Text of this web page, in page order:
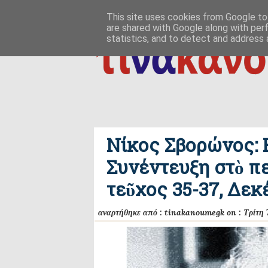
ΑΡΧΙΚΗ ΠΟΙΟΣ ΤΙ ΠΟΥ ΠΡΟΣ ΤΟ
ΕΠΙΚΟΙΝΩΝΙΑ
δημιουργία / εδαφικές, ανθρωπολογικές
Νίκος Σβορώνος:
Συνέντευξη στὸ
τεῦχος 35-37,
αναρτήθηκε από : tinakanoumegk on : Τρίτη
This site uses cookies from Google
are shared with Google along with
statistics, and to detect and address